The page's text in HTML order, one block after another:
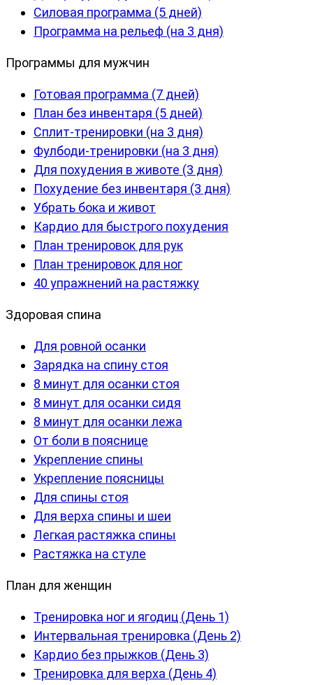
Силовая программа (5 дней)
Программа на рельеф (на 3 дня)
Программы для мужчин
Готовая программа (7 дней)
План без инвентаря (5 дней)
Сплит-тренировки (на 3 дня)
Фулбоди-тренировки (на 3 дня)
Для похудения в животе (3 дня)
Похудение без инвентаря (3 дня)
Убрать бока и живот
Кардио для быстрого похудения
План тренировок для рук
План тренировок для ног
40 упражнений на растяжку
Здоровая спина
Для ровной осанки
Зарядка на спину стоя
8 минут для осанки стоя
8 минут для осанки сидя
8 минут для осанки лежа
От боли в пояснице
Укрепление спины
Укрепление поясницы
Для спины стоя
Для верха спины и шеи
Легкая растяжка спины
Растяжка на стуле
План для женщин
Тренировка ног и ягодиц (День 1)
Интервальная тренировка (День 2)
Кардио без прыжков (День 3)
Тренировка для верха (День 4)